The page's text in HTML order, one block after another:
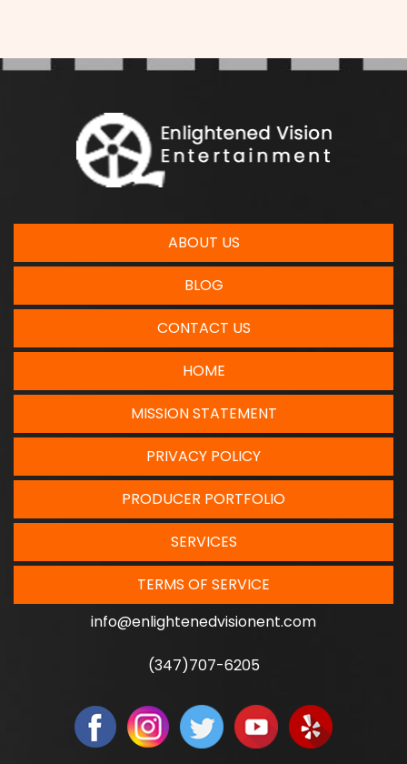
ABOUT US
BLOG
CONTACT US
HOME
MISSION STATEMENT
PRIVACY POLICY
PRODUCER PORTFOLIO
SERVICES
TERMS OF SERVICE
info@enlightenedvisionent.com
(347)707-6205